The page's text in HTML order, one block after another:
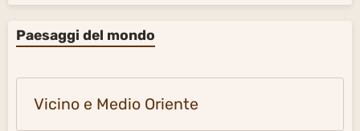
Paesaggi del mondo
Vicino e Medio Oriente